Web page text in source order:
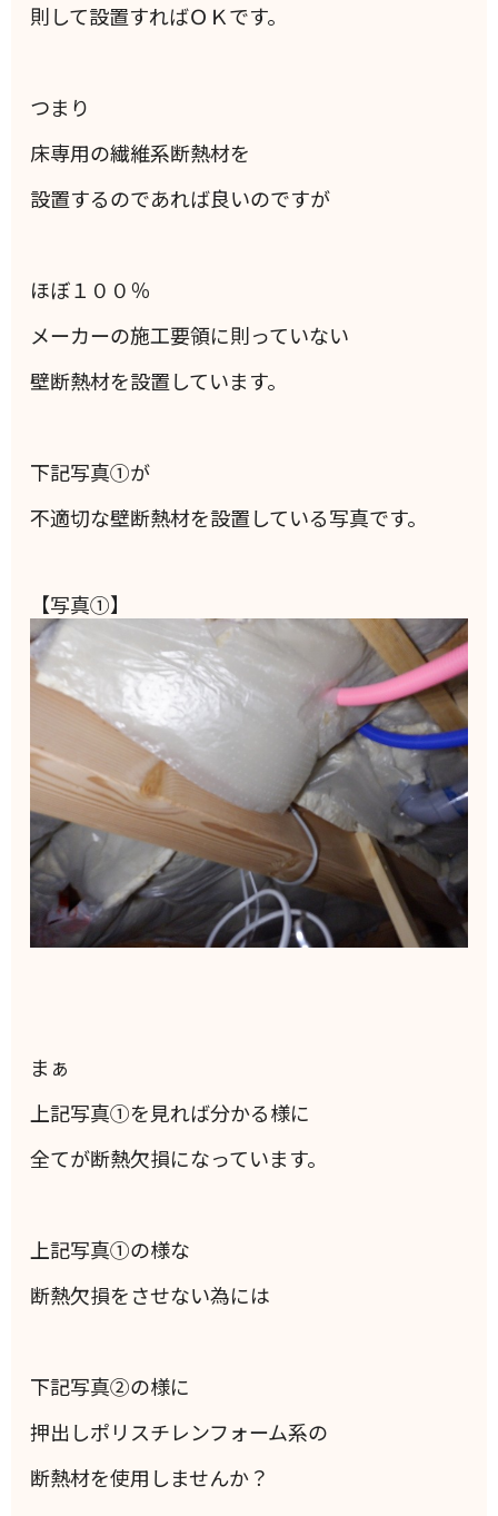
則して設置すればＯＫです。
つまり
床専用の繊維系断熱材を
設置するのであれば良いのですが
ほぼ１００％
メーカーの施工要領に則っていない
壁断熱材を設置しています。
下記写真①が
不適切な壁断熱材を設置している写真です。
【写真①】
まぁ
上記写真①を見れば分かる様に
全てが断熱欠損になっています。
上記写真①の様な
断熱欠損をさせない為には
下記写真②の様に
押出しポリスチレンフォーム系の
断熱材を使用しませんか？